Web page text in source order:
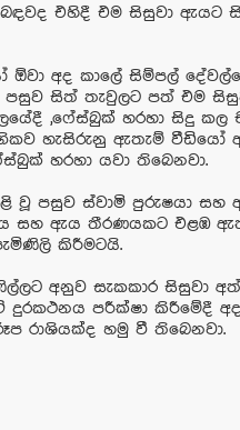
එහිදී එම සිසුවා ඇයට
අද කාලේ සිම්පල්
සිත් තැවුලට පත් එම
,ෆේස්බුක් හරහා සිදු කල
හැසිරුනු ඇතැම් වීඩියෝ
හරහා යවා තිබෙනවා.
වූ පසුව ස්වාමි පුරුෂයා සහ
සහ ඇය තීරණයකට එළඹ
කිරීමටයි.
අනුව සැකකාර සිසුවා
පරීක්ෂා කිරීමේදී
රාශියක්ද හමු වී තිබෙනවා.